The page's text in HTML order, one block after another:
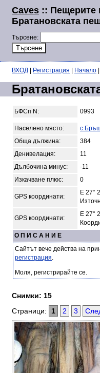
Caves :: Пещерите
Братановската
Търсене:
ВХОД Регистрация Начало
БФСп N: 0993
Населено място:
Обща дължина:
384
Денивелация:
11
Дълбочина минус:
-11
Изкачване плюс:
0
GPS координати:
E 27°
GPS координати:
E 27°
О П И С А Н И Е
Сайтът вече действа на
регистрация.
Моля, регистрирайте се.
Снимки: 15
Страници:
1 2 3